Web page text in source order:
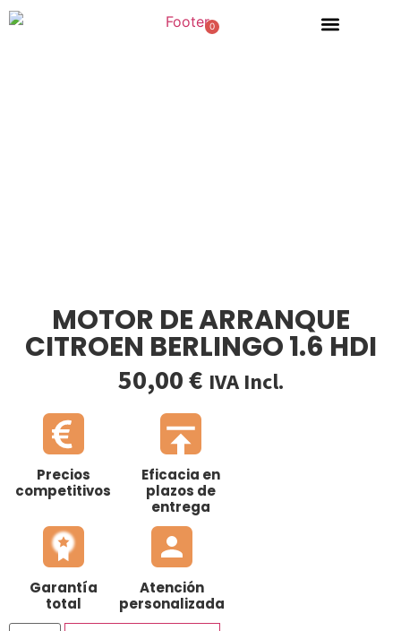
0
MOTOR DE ARRANQUE
CITROEN BERLINGO 1.6 HDI
50,00€ IVA Incl.
Precios
competitivos
Eficacia en
plazos de
entrega
Garantía
total
Atención
personalizada